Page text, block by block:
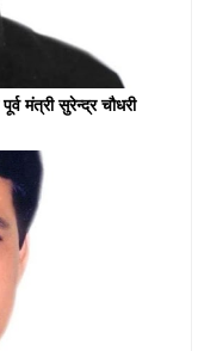
मंत्री सुरेन्द्र चौधरी